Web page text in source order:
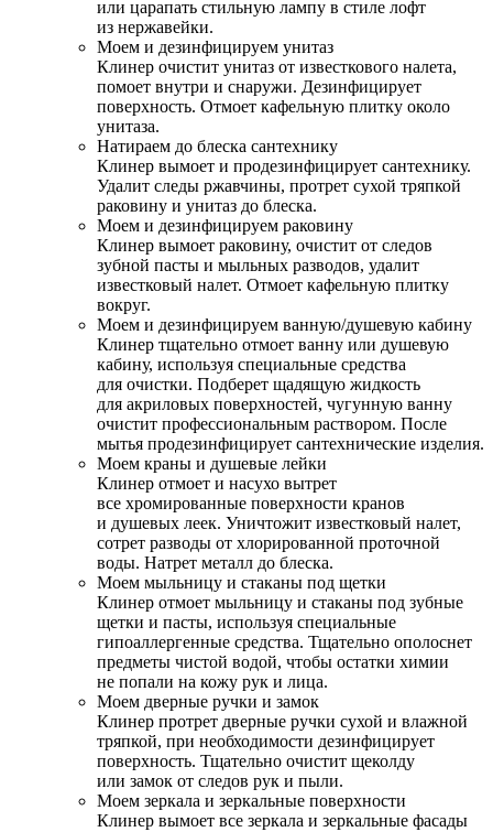
или царапать стильную лампу в стиле лофт
из нержавейки.
Моем и дезинфицируем унитаз
Клинер очистит унитаз от известкового налета,
помоет внутри и снаружи. Дезинфицирует
поверхность. Отмоет кафельную плитку около
унитаза.
Натираем до блеска сантехнику
Клинер вымоет и продезинфицирует сантехнику.
Удалит следы ржавчины, протрет сухой тряпкой
раковину и унитаз до блеска.
Моем и дезинфицируем раковину
Клинер вымоет раковину, очистит от следов
зубной пасты и мыльных разводов, удалит
известковый налет. Отмоет кафельную плитку
вокруг.
Моем и дезинфицируем ванную/душевую кабину
Клинер тщательно отмоет ванну или душевую
кабину, используя специальные средства
для очистки. Подберет щадящую жидкость
для акриловых поверхностей, чугунную ванну
очистит профессиональным раствором. После
мытья продезинфицирует сантехнические изделия.
Моем краны и душевые лейки
Клинер отмоет и насухо вытрет
все хромированные поверхности кранов
и душевых леек. Уничтожит известковый налет,
сотрет разводы от хлорированной проточной
воды. Натрет металл до блеска.
Моем мыльницу и стаканы под щетки
Клинер отмоет мыльницу и стаканы под зубные
щетки и пасты, используя специальные
гипоаллергенные средства. Тщательно ополоснет
предметы чистой водой, чтобы остатки химии
не попали на кожу рук и лица.
Моем дверные ручки и замок
Клинер протрет дверные ручки сухой и влажной
тряпкой, при необходимости дезинфицирует
поверхность. Тщательно очистит щеколду
или замок от следов рук и пыли.
Моем зеркала и зеркальные поверхности
Клинер вымоет все зеркала и зеркальные фасады